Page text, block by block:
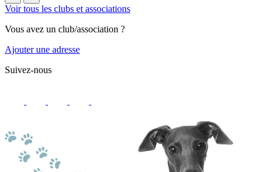
Voir tous les clubs et associations
Vous avez un club/association ?
Ajouter une adresse
Suivez-nous